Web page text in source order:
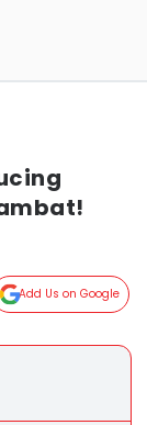
Add Us on Google